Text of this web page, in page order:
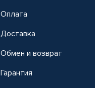
Оплата
Доставка
Обмен и возврат
Гарантия